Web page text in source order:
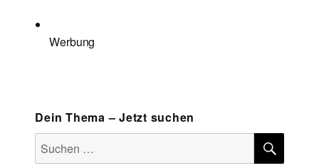
Werbung
Dein Thema – Jetzt suchen
Suchen
nach: